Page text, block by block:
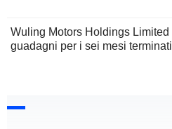
Wuling Motors Holdings
guadagni per i sei mesi